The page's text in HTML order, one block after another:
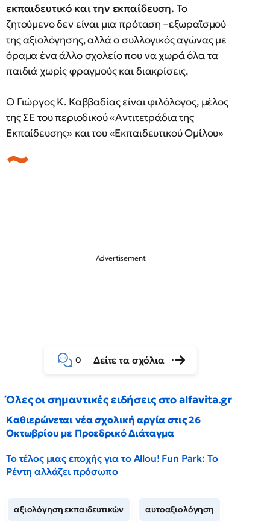
εκπαιδευτικό και την εκπαίδευση. Το
ζητούμενο δεν είναι μια πρόταση –εξωραϊσμού
της αξιολόγησης, αλλά ο συλλογικός αγώνας με
όραμα ένα άλλο σχολείο που να χωρά όλα τα
παιδιά χωρίς φραγμούς και διακρίσεις.
Ο Γιώργος Κ. Καββαδίας είναι φιλόλογος, μέλος
της ΣΕ του περιοδικού «Αντιτετράδια της
Εκπαίδευσης» και του «Εκπαιδευτικού Ομίλου»
0 Δείτε τα σχόλια
Όλες οι σημαντικές ειδήσεις στο alfavita.gr
Καθιερώνεται νέα σχολική αργία στις 26
Οκτωβρίου με Προεδρικό Διάταγμα
Το τέλος μιας εποχής για το Allou! Fun Park: Το
Ρέντη αλλάζει πρόσωπο
αξιολόγηση εκπαιδευτικών αυτοαξιολόγηση